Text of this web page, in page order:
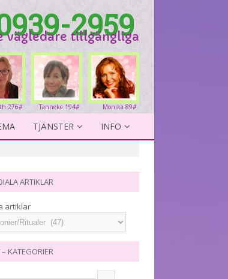
2959
vägledare tillgängliga
Monika 89#
Tanneke 194#
276#
TJÄNSTER INFO
ARTIKLAR
artiklar
KATEGORIER